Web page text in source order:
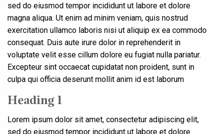
sed do eiusmod tempor incididunt ut labore et dolore
magna aliqua. Ut enim ad minim veniam, quis nostrud
exercitation ullamco laboris nisi ut aliquip ex ea commodo
consequat. Duis aute irure dolor in reprehenderit in
voluptate velit esse cillum dolore eu fugiat nulla pariatur.
Excepteur sint occaecat cupidatat non proident, sunt in
culpa qui officia deserunt mollit anim id est laborum
Heading 1
Lorem ipsum dolor sit amet, consectetur adipiscing elit,
sed do eiusmod tempor incididunt ut labore et dolore